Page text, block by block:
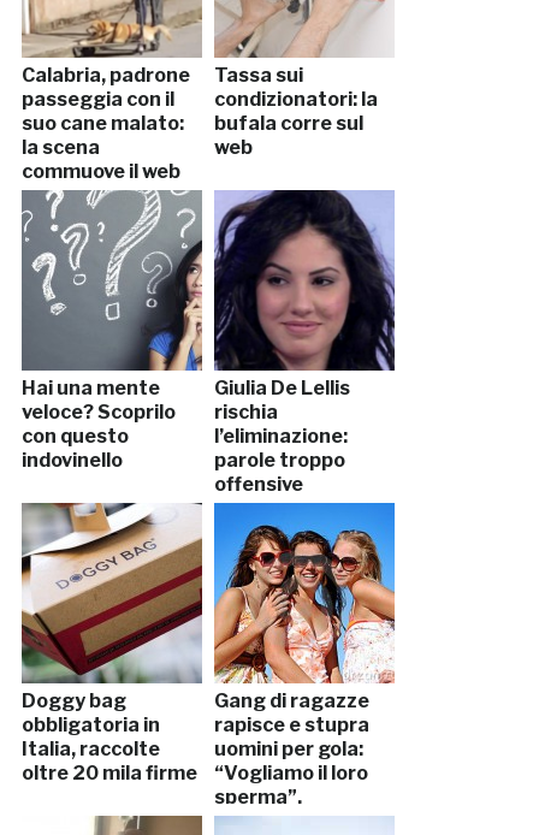
Calabria, padrone
passeggia con il
suo cane malato:
la scena
commuove il web
Tassa sui
condizionatori: la
bufala corre sul
web
Hai una mente
veloce? Scoprilo
con questo
indovinello
Giulia De Lellis
rischia
l’eliminazione:
parole troppo
offensive
Doggy bag
obbligatoria in
Italia, raccolte
oltre 20 mila firme
Gang di ragazze
rapisce e stupra
uomini per gola:
“Vogliamo il loro
sperma”.
Arrestate